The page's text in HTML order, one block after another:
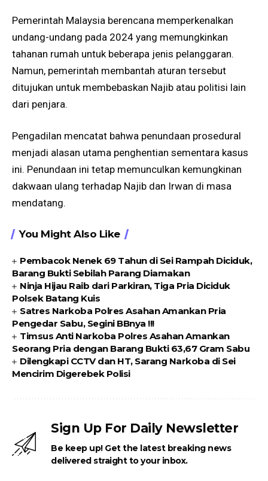
Pemerintah Malaysia berencana memperkenalkan
undang-undang pada 2024 yang memungkinkan
tahanan rumah untuk beberapa jenis pelanggaran.
Namun, pemerintah membantah aturan tersebut
ditujukan untuk membebaskan Najib atau politisi lain
dari penjara.
Pengadilan mencatat bahwa penundaan prosedural
menjadi alasan utama penghentian sementara kasus
ini. Penundaan ini tetap memunculkan kemungkinan
dakwaan ulang terhadap Najib dan Irwan di masa
mendatang.
You Might Also Like
Pembacok Nenek 69 Tahun di Sei Rampah Diciduk,
Barang Bukti Sebilah Parang Diamakan
Ninja Hijau Raib dari Parkiran, Tiga Pria Diciduk
Polsek Batang Kuis
Satres Narkoba Polres Asahan Amankan Pria
Pengedar Sabu, Segini BBnya !!!
Timsus Anti Narkoba Polres Asahan Amankan
Seorang Pria dengan Barang Bukti 63,67 Gram Sabu
Dilengkapi CCTV dan HT, Sarang Narkoba di Sei
Mencirim Digerebek Polisi
Sign Up For Daily Newsletter
Be keep up! Get the latest breaking news
delivered straight to your inbox.